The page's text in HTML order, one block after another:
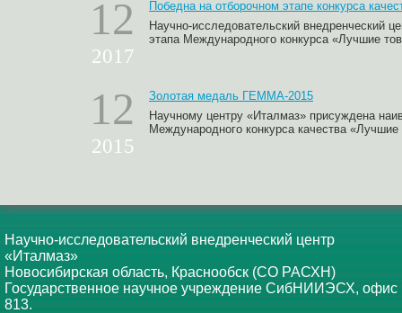
12
2017
Победна на отборочном этапе конкурса
Научно-исследовательский внедренческий
этапа Международного конкурса «Лучшие
12
2015
Золотая медаль ГЕММА-2015
Научному центру «Италмаз» присуждена
Международного конкурса качества
Научно-исследовательский внедренческий центр
«Италмаз»
Новосибирская область, Краснообск (СО РАСХН)
Государственное научное учреждение СибНИИЭСХ, офис
813.